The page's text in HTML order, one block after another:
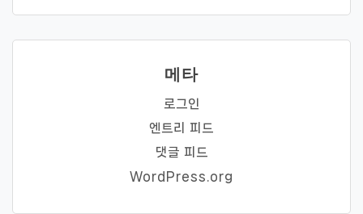
메타
로그인
엔트리 피드
댓글 피드
WordPress.org